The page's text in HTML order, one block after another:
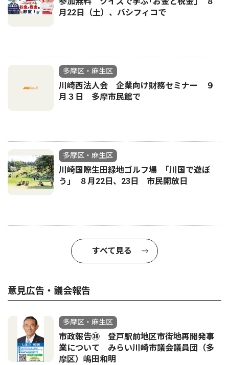
月22日（土）、パシフィコで
多摩区・麻生区
川崎西法人会 企業向け財務セミナー ９
月３日 多摩市民館で
多摩区・麻生区
川崎国際生田緑地ゴルフ場 ｢川国で遊ぼ
う｣ ８月22日、23日 市民開放日
すべて見る
意見広告・議会報告
多摩区・麻生区
市政報告㊳ 登戸駅前地区市街地再開発事
業について みらい川崎市議会議員団（多
摩区）嶋田和明